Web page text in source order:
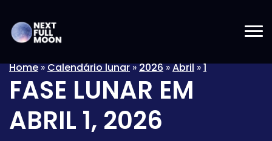
Home»Calendário lunar»2026»Abril»1
FASE LUNAR EM
ABRIL 1, 2026